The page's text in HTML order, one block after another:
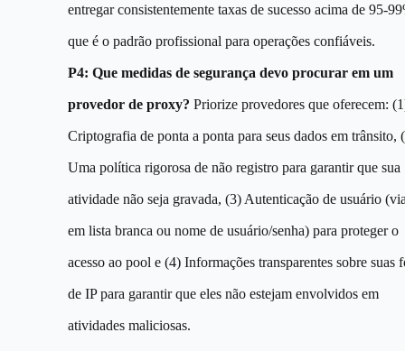
entregar consistentemente taxas de sucesso acima de 95-
que é o padrão profissional para operações confiáveis.
P4: Que medidas de segurança devo procurar em um
provedor de proxy? Priorize provedores que oferecem:
Criptografia de ponta a ponta para seus dados em trânsito,
Uma política rigorosa de não registro para garantir que sua
atividade não seja gravada, (3) Autenticação de usuário
em lista branca ou nome de usuário/senha) para proteger o
acesso ao pool e (4) Informações transparentes sobre suas
de IP para garantir que eles não estejam envolvidos em
atividades maliciosas.